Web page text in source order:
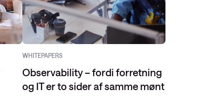
WHITEPAPERS
Observability – fordi forretning
og IT er to sider af samme mønt